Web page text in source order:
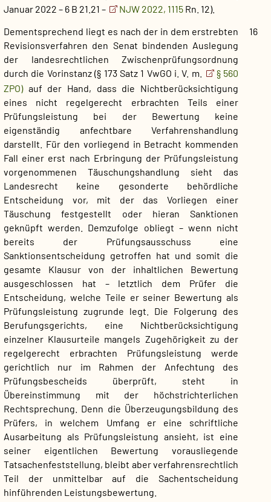
Januar 2022 – 6 B 21.21 –
NJW 2022, 1115 Rn. 12).
16
Dementsprechend liegt es nach der in dem erstrebten
Revisionsverfahren den Senat bindenden Auslegung
der landesrechtlichen Zwischenprüfungsordnung
durch die Vorinstanz (§ 173 Satz 1 VwGO i. V. m.
§ 560
ZPO)auf der Hand, dass die Nichtberücksichtigung
eines nicht regelgerecht erbrachten Teils einer
Prüfungsleistung bei der Bewertung keine
eigenständig anfechtbare Verfahrenshandlung
darstellt. Für den vorliegend in Betracht kommenden
Fall einer erst nach Erbringung der Prüfungsleistung
vorgenommenen Täuschungshandlung sieht das
Landesrecht keine gesonderte behördliche
Entscheidung vor, mit der das Vorliegen einer
Täuschung festgestellt oder hieran Sanktionen
geknüpft werden. Demzufolge obliegt – wenn nicht
bereits der Prüfungsausschuss eine
Sanktionsentscheidung getroffen hat und somit die
gesamte Klausur von der inhaltlichen Bewertung
ausgeschlossen hat – letztlich dem Prüfer die
Entscheidung, welche Teile er seiner Bewertung als
Prüfungsleistung zugrunde legt. Die Folgerung des
Berufungsgerichts, eine Nichtberücksichtigung
einzelner Klausurteile mangels Zugehörigkeit zu der
regelgerecht erbrachten Prüfungsleistung werde
gerichtlich nur im Rahmen der Anfechtung des
Prüfungsbescheids überprüft, steht in
Übereinstimmung mit der höchstrichterlichen
Rechtsprechung. Denn die Überzeugungsbildung des
Prüfers, in welchem Umfang er eine schriftliche
Ausarbeitung als Prüfungsleistung ansieht, ist eine
seiner eigentlichen Bewertung vorausliegende
Tatsachenfeststellung, bleibt aber verfahrensrechtlich
Teil der unmittelbar auf die Sachentscheidung
hinführenden Leistungsbewertung.